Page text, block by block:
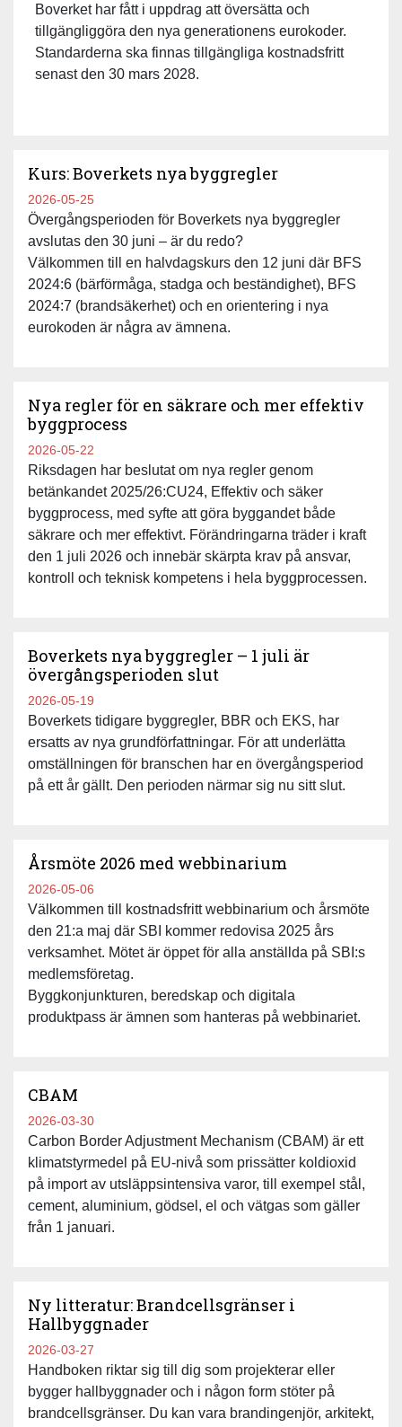
Boverket har fått i uppdrag att översätta och
tillgängliggöra den nya generationens eurokoder.
Standarderna ska finnas tillgängliga kostnadsfritt
senast den 30 mars 2028.
Kurs: Boverkets nya byggregler
2026-05-25
Övergångsperioden för Boverkets nya byggregler
avslutas den 30 juni – är du redo?
Välkommen till en halvdagskurs den 12 juni där BFS
2024:6 (bärförmåga, stadga och beständighet), BFS
2024:7 (brandsäkerhet) och en orientering i nya
eurokoden är några av ämnena.
Nya regler för en säkrare och mer effektiv
byggprocess
2026-05-22
Riksdagen har beslutat om nya regler genom
betänkandet 2025/26:CU24, Effektiv och säker
byggprocess, med syfte att göra byggandet både
säkrare och mer effektivt. Förändringarna träder i kraft
den 1 juli 2026 och innebär skärpta krav på ansvar,
kontroll och teknisk kompetens i hela byggprocessen.
Boverkets nya byggregler – 1 juli är
övergångsperioden slut
2026-05-19
Boverkets tidigare byggregler, BBR och EKS, har
ersatts av nya grundförfattningar. För att underlätta
omställningen för branschen har en övergångsperiod
på ett år gällt. Den perioden närmar sig nu sitt slut.
Årsmöte 2026 med webbinarium
2026-05-06
Välkommen till kostnadsfritt webbinarium och årsmöte
den 21:a maj där SBI kommer redovisa 2025 års
verksamhet. Mötet är öppet för alla anställda på SBI:s
medlemsföretag.
Byggkonjunkturen, beredskap och digitala
produktpass är ämnen som hanteras på webbinariet.
CBAM
2026-03-30
Carbon Border Adjustment Mechanism (CBAM) är ett
klimatstyrmedel på EU-nivå som prissätter koldioxid
på import av utsläppsintensiva varor, till exempel stål,
cement, aluminium, gödsel, el och vätgas som gäller
från 1 januari.
Ny litteratur: Brandcellsgränser i
Hallbyggnader
2026-03-27
Handboken riktar sig till dig som projekterar eller
bygger hallbyggnader och i någon form stöter på
brandcellsgränser. Du kan vara brandingenjör, arkitekt,